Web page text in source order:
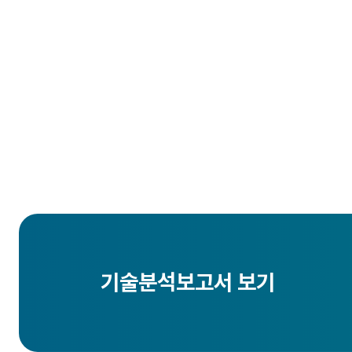
기술분석보고서 보기